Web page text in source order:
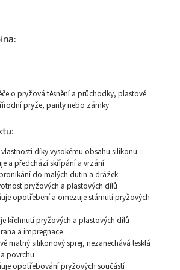
o pryžová těsnění a průchodky, plastové
pryže, panty nebo zámky
díky vysokému obsahu silikonu
a předchází skřípání a vrzání
do malých dutin a drážek
pryžových a plastových dílů
opotřebení a omezuje stárnutí pryžových
křehnutí pryžových a plastových dílů
a impregnace
matný silikonový sprej, nezanechává lesklá
povrchu
opotřebování pryžových součástí